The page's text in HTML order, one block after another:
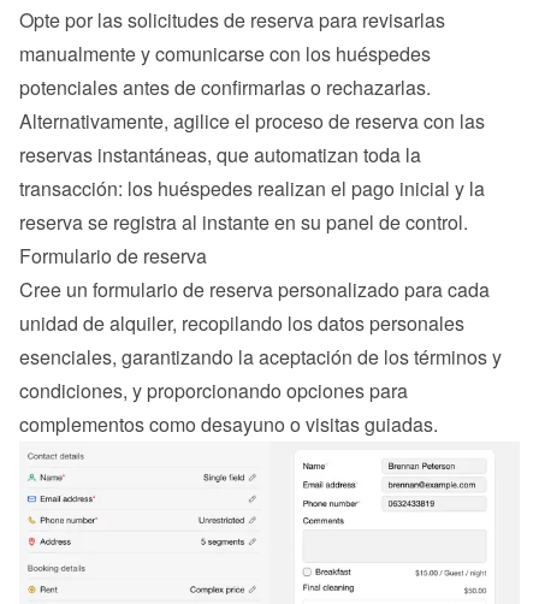
Opte por las solicitudes de reserva para revisarlas
manualmente y comunicarse con los huéspedes
potenciales antes de confirmarlas o rechazarlas.
Alternativamente, agilice el proceso de reserva con las
reservas instantáneas, que automatizan toda la
transacción: los huéspedes realizan el pago inicial y la
reserva se registra al instante en su panel de control.
Formulario de reserva
Cree un formulario de reserva personalizado para cada
unidad de alquiler, recopilando los datos personales
esenciales, garantizando la aceptación de los términos y
condiciones, y proporcionando opciones para
complementos como desayuno o visitas guiadas.